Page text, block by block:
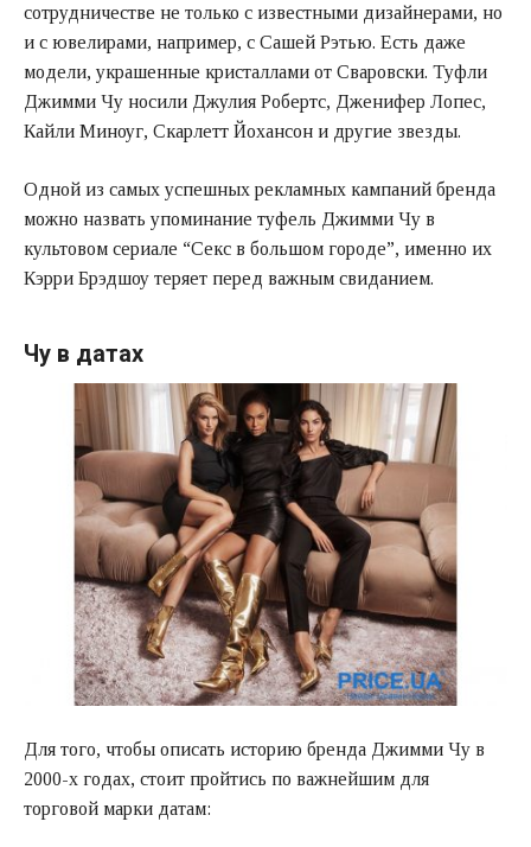
сотрудничестве не только с известными дизайнерами, но
и с ювелирами, например, с Сашей Рэтью. Есть даже
модели, украшенные кристаллами от Сваровски. Туфли
Джимми Чу носили Джулия Робертс, Дженифер Лопес,
Кайли Миноуг, Скарлетт Йохансон и другие звезды.
Одной из самых успешных рекламных кампаний бренда
можно назвать упоминание туфель Джимми Чу в
культовом сериале “Секс в большом городе”, именно их
Кэрри Брэдшоу теряет перед важным свиданием.
Чу в датах
Для того, чтобы описать историю бренда Джимми Чу в
2000-х годах, стоит пройтись по важнейшим для
торговой марки датам: